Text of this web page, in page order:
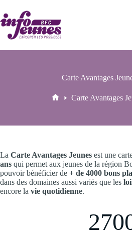
au
contenu
Carte Avantages
Carte Avantages
La Carte Avantages Jeunes est une
ans qui permet aux jeunes de la région
pouvoir bénéficier de + de 4000 bons
dans des domaines aussi variés que les
encore la vie quotidienne.